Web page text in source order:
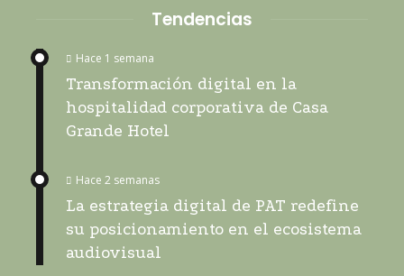
Tendencias
Hace 1 semana
Transformación digital en la
hospitalidad corporativa de Casa
Grande Hotel
Hace 2 semanas
La estrategia digital de PAT redefine
su posicionamiento en el ecosistema
audiovisual